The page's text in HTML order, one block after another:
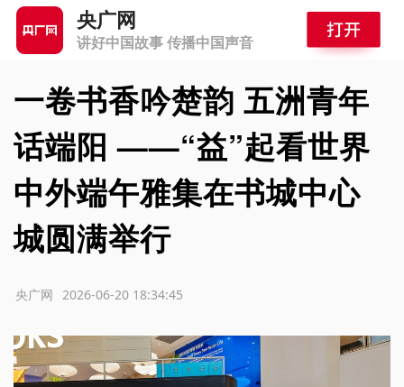
央广网
讲好中国故事 传播中国声音
一卷书香吟楚韵 五洲青年
话端阳 ——“益”起看世界
中外端午雅集在书城中心
城圆满举行
2026-06-20 18:34:45
央广网